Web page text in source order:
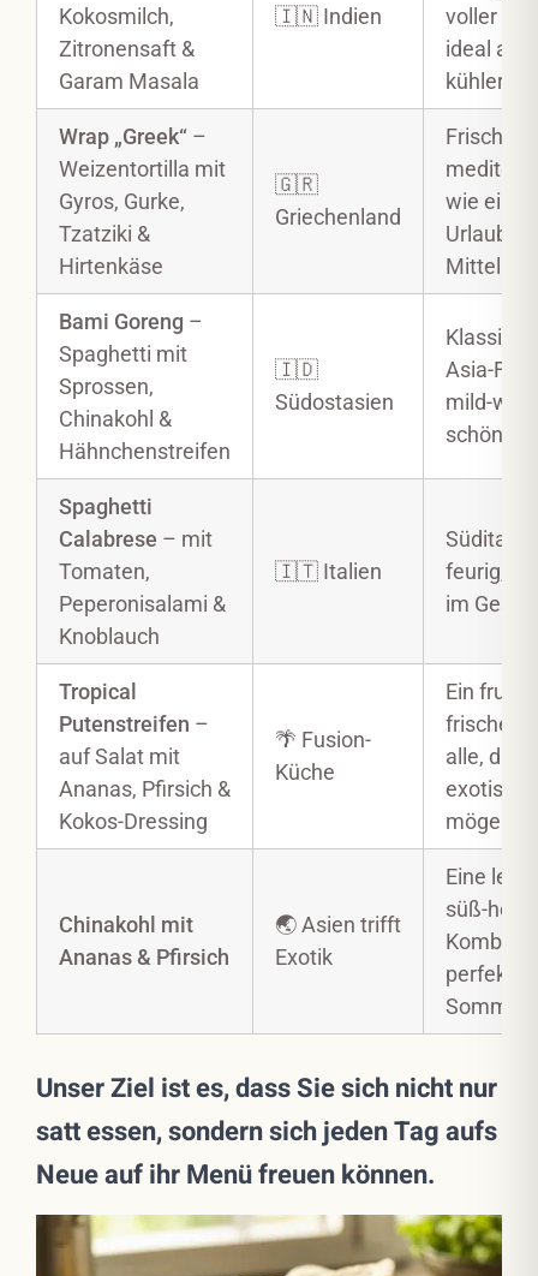
Kokosmilch,
Zitronensaft &
Garam Masala
🇮🇳 Indien
voller
ideal an
kühleren
Wrap „Greek“ –
Weizentortilla mit
Gyros, Gurke,
Tzatziki &
Hirtenkäse
🇬🇷
Griechenland
Frisch,
wie ein
Urlaub
Bami Goreng –
Spaghetti mit
Sprossen,
Chinakohl &
Hähnchenstreifen
🇮🇩
Südostasien
Asia-
mild-
schön
Spaghetti
Calabrese – mit
Tomaten,
Peperonisalami &
Knoblauch
🇮🇹 Italien
feurig,
im
Tropical
Putenstreifen –
auf Salat mit
Ananas, Pfirsich &
Kokos-Dressing
🌴 Fusion-
Küche
Ein
frischer
alle, die
exotisch
mögen.
Chinakohl mit
Ananas & Pfirsich
🌏 Asien trifft
Exotik
Eine
süß-
perfekt
Sommer.
Unser Ziel ist es, dass Sie sich nicht nur
satt essen, sondern sich jeden Tag aufs
Neue auf ihr Menü freuen können.